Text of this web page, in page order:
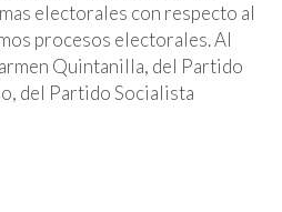
electorales con respecto al
procesos electorales. Al
Quintanilla, del Partido
del Partido Socialista